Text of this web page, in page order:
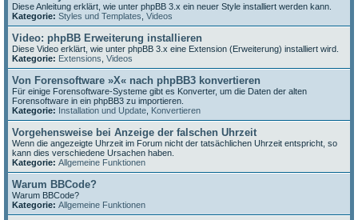
Diese Anleitung erklärt, wie unter phpBB 3.x ein neuer Style installiert werden kann.
Kategorie: Styles und Templates Videos
Video: phpBB Erweiterung installieren
Diese Video erklärt, wie unter phpBB 3.x eine Extension (Erweiterung) installiert wird.
Kategorie: Extensions Videos
Von Forensoftware »X« nach phpBB3 konvertieren
Für einige Forensoftware-Systeme gibt es Konverter, um die Daten der alten
Forensoftware in ein phpBB3 zu importieren.
Kategorie: Installation und Update Konvertieren
Vorgehensweise bei Anzeige der falschen Uhrzeit
Wenn die angezeigte Uhrzeit im Forum nicht der tatsächlichen Uhrzeit entspricht, so
kann dies verschiedene Ursachen haben.
Kategorie: Allgemeine Funktionen
Warum BBCode?
Warum BBCode?
Kategorie: Allgemeine Funktionen